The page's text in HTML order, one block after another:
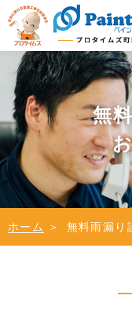
無
ホーム 無料雨漏り